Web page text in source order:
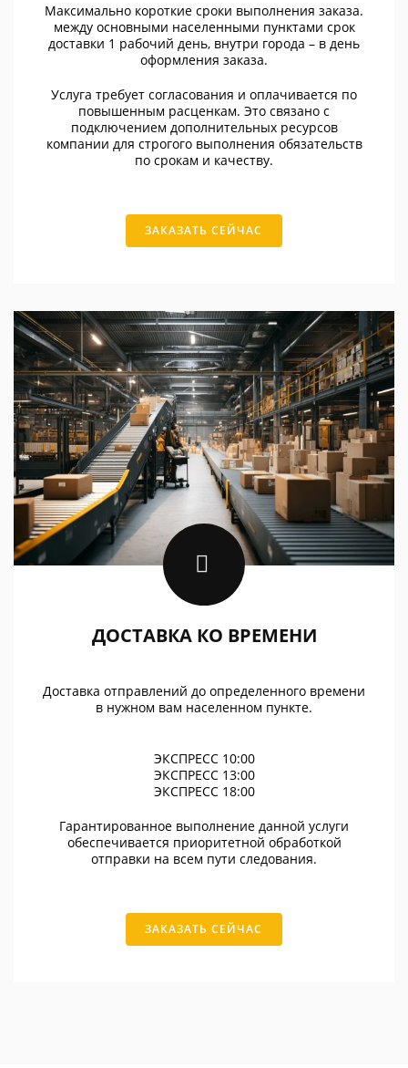
Максимально короткие сроки выполнения заказа.
между основными населенными пунктами срок
доставки 1 рабочий день, внутри города – в день
оформления заказа.
Услуга требует согласования и оплачивается по
повышенным расценкам. Это связано с
подключением дополнительных ресурсов
компании для строгого выполнения обязательств
по срокам и качеству.
ЗАКАЗАТЬ СЕЙЧАС
ДОСТАВКА КО ВРЕМЕНИ
Доставка отправлений до определенного времени
в нужном вам населенном пункте.
ЭКСПРЕСС 10:00
ЭКСПРЕСС 13:00
ЭКСПРЕСС 18:00
Гарантированное выполнение данной услуги
обеспечивается приоритетной обработкой
отправки на всем пути следования.
ЗАКАЗАТЬ СЕЙЧАС